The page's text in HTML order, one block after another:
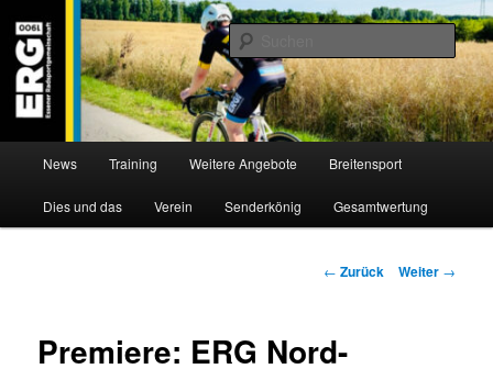
Inhalt
wechseln
ERG 1900 e.V
Willkommen bei der Essener Radsportgemeinschaft
News Training Weitere Angebote Breitensport
Dies und das Verein Senderkönig Gesamtwertung
Beitragsnavigation
← Zurück Weiter →
Premiere: ERG Nord-